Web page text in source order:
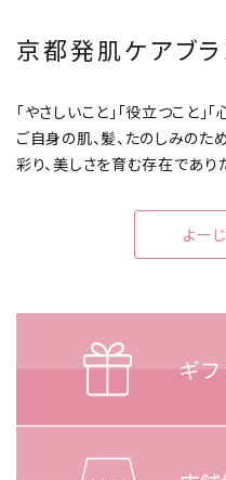
京都発肌ケアブラ
「やさしいこと」「役立つこと」「
ご自身の肌、髪、たのしみのた
彩り、美しさを育む存在であり
よー